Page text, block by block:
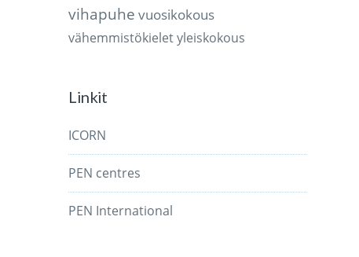
vihapuhe vuosikokous
vähemmistökieletyleiskokous
Linkit
ICORN
PEN centres
PEN International